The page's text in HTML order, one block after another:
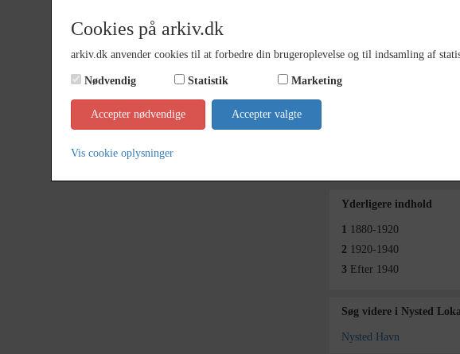
Yderligere indhold
1 1880-1920
2 1920-1940
3 Efter 1940
Søg videre i Nysted
Nysted Havn
Cookies på arkiv.dk
arkiv.dk anvender cookies til at forbedre din brugeroplevelse og til indsamling af
Nødvendig Statistik Marketing
Accepter nødvendige Accepter valgte
Vis cookie oplysninger